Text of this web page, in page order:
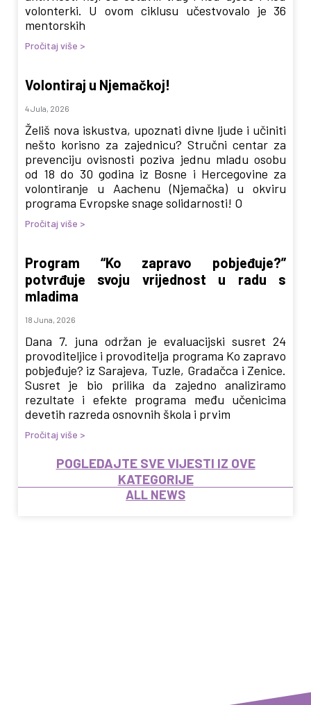
volonterki. U ovom ciklusu učestvovalo je 36
mentorskih
Pročitaj više >
Volontiraj u Njemačkoj!
4 Jula, 2026
Želiš nova iskustva, upoznati divne ljude i učiniti
nešto korisno za zajednicu? Stručni centar za
prevenciju ovisnosti poziva jednu mladu osobu
od 18 do 30 godina iz Bosne i Hercegovine za
volontiranje u Aachenu (Njemačka) u okviru
programa Evropske snage solidarnosti! O
Pročitaj više >
Program “Ko zapravo pobjeđuje?”
potvrđuje svoju vrijednost u radu s
mladima
18 Juna, 2026
Dana 7. juna održan je evaluacijski susret 24
provoditeljice i provoditelja programa Ko zapravo
pobjeđuje? iz Sarajeva, Tuzle, Gradačca i Zenice.
Susret je bio prilika da zajedno analiziramo
rezultate i efekte programa među učenicima
devetih razreda osnovnih škola i prvim
Pročitaj više >
POGLEDAJTE SVE VIJESTI IZ OVE
KATEGORIJE
ALL NEWS